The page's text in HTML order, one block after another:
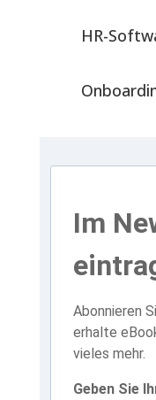
HR-
Im
Abonnieren
erhalte
vieles mehr.
Geben Sie